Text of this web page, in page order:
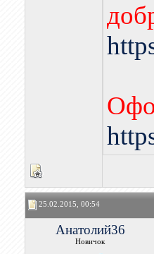
25.02.2015, 00:54
Анатолий36
Новичок